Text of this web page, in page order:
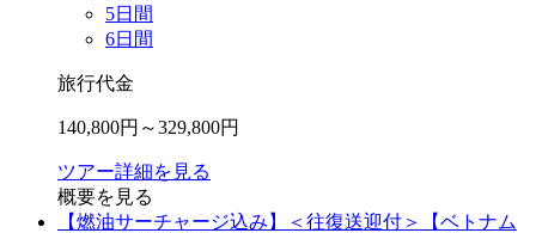
5日間
6日間
旅行代金
140,800円～329,800円
ツアー詳細を見る
概要を見る
【燃油サーチャージ込み】＜往復送迎付＞【ベトナム